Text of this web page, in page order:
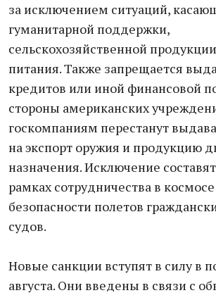
за исключением ситуаций,
гуманитарной поддержки,
сельскохозяйственной
питания. Также запрещается
кредитов или иной финансовой
стороны американских
госкомпаниям перестанут
на экспорт оружия и продукцию
назначения. Исключение
рамках сотрудничества в
безопасности полетов
судов.
Новые санкции вступят в силу в
августа. Они введены в связи с